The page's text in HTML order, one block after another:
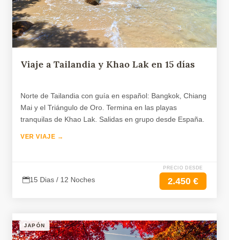
Viaje a Tailandia y Khao Lak en 15 días
Norte de Tailandia con guía en español: Bangkok, Chiang
Mai y el Triángulo de Oro. Termina en las playas
tranquilas de Khao Lak. Salidas en grupo desde España.
VER VIAJE →
15 Dias / 12 Noches
PRECIO DESDE
2.450 €
JAPÓN